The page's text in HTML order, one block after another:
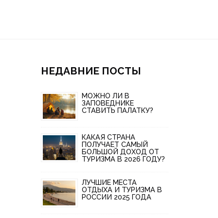
НЕДАВНИЕ ПОСТЫ
МОЖНО ЛИ В
ЗАПОВЕДНИКЕ
СТАВИТЬ ПАЛАТКУ?
КАКАЯ СТРАНА
ПОЛУЧАЕТ САМЫЙ
БОЛЬШОЙ ДОХОД ОТ
ТУРИЗМА В 2026 ГОДУ?
ЛУЧШИЕ МЕСТА
ОТДЫХА И ТУРИЗМА В
РОССИИ 2025 ГОДА